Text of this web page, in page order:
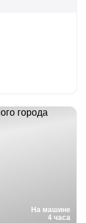
На машине
4 часа